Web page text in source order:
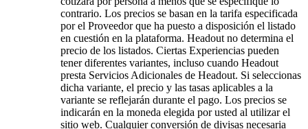
contrario. Los precios se basan en la tarifa especificada
por el Proveedor que ha puesto a disposición el listado
en cuestión en la plataforma. Headout no determina el
precio de los listados. Ciertas Experiencias pueden
tener diferentes variantes, incluso cuando Headout
presta Servicios Adicionales de Headout. Si seleccionas
dicha variante, el precio y las tasas aplicables a la
variante se reflejarán durante el pago. Los precios se
indicarán en la moneda elegida por usted al utilizar el
sitio web. Cualquier conversión de divisas necesaria